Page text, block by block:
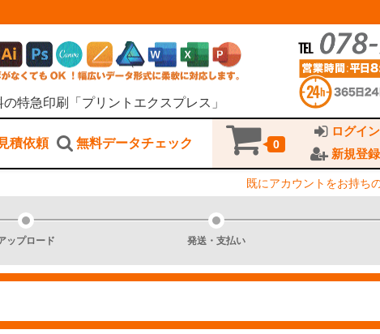
特急印刷「プリントエクスプレス」
見積依頼 無料データチェック 0
ログイン
新規登録
既にアカウントをお持ち
ップロード 発送・支払い